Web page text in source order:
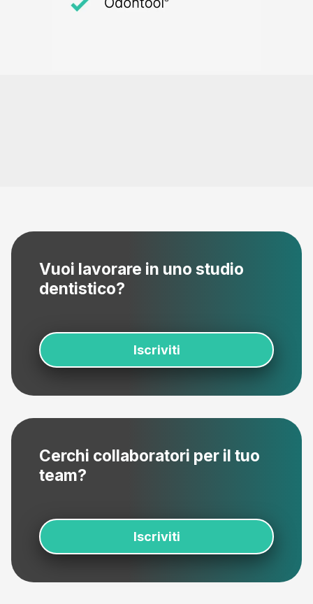
Vuoi lavorare in uno studio
dentistico?
Iscriviti
Cerchi collaboratori per il tuo
team?
Iscriviti